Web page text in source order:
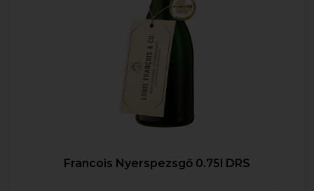
Francois Nyerspezsgő 0.75l DRS